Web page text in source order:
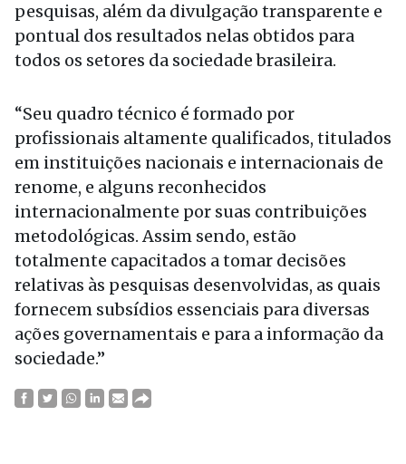
pesquisas, além da divulgação transparente e
pontual dos resultados nelas obtidos para
todos os setores da sociedade brasileira.
“Seu quadro técnico é formado por
profissionais altamente qualificados, titulados
em instituições nacionais e internacionais de
renome, e alguns reconhecidos
internacionalmente por suas contribuições
metodológicas. Assim sendo, estão
totalmente capacitados a tomar decisões
relativas às pesquisas desenvolvidas, as quais
fornecem subsídios essenciais para diversas
ações governamentais e para a informação da
sociedade.”